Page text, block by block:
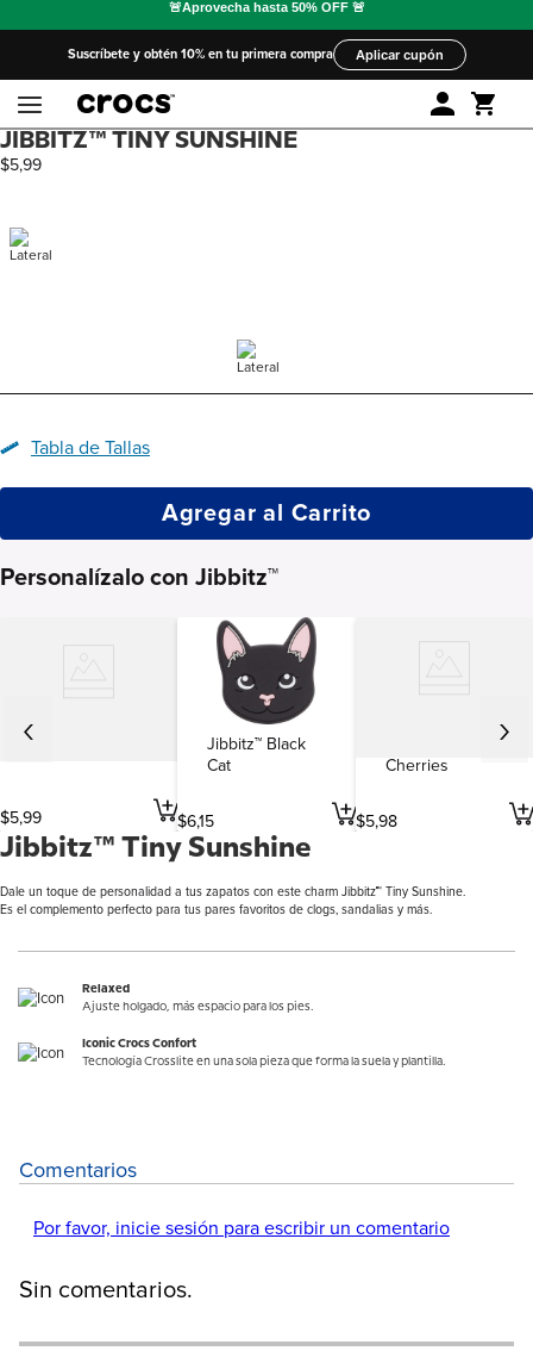
Suscríbete y obtén 10% en tu primera compra Aplicar cupón
JIBBITZ™ TINY SUNSHINE
$5,99
Tabla de Tallas
Agregar al Carrito
Personalízalo con Jibbitz™
$5,99
Jibbitz™ Black
Cat
$6,15
Cherries
$5,98
Jibbitz™ Tiny Sunshine
Dale un toque de personalidad a tus zapatos con este charm Jibbitz™ Tiny Sunshine.
Es el complemento perfecto para tus pares favoritos de clogs, sandalias y más.
Relaxed
Ajuste holgado, más espacio para los pies.
Iconic Crocs Confort
Tecnología Crosslite en una sola pieza que forma la suela y plantilla.
Comentarios
Por favor, inicie sesión para escribir un comentario
Sin comentarios.